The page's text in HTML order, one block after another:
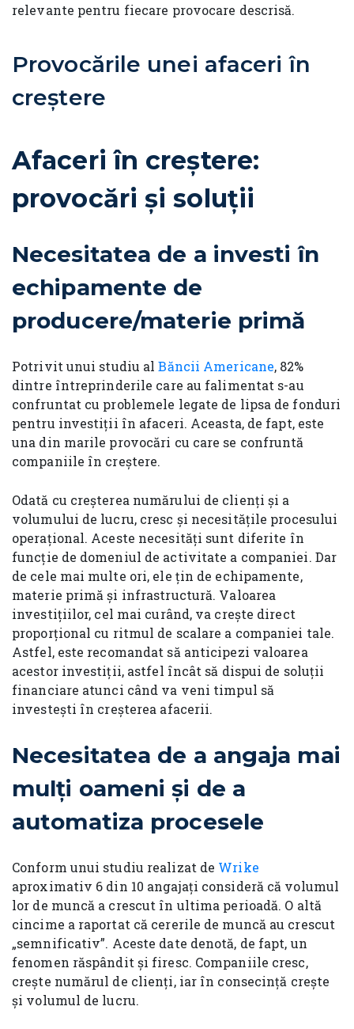
relevante pentru fiecare provocare descrisă.
Provocările unei afaceri în
creștere
Afaceri în creștere:
provocări și soluții
Necesitatea de a investi în
echipamente de
producere/materie primă
Potrivit unui studiu alBăncii Americane, 82%
dintre întreprinderile care au falimentat s-au
confruntat cu problemele legate de lipsa de fonduri
pentru investiții în afaceri. Aceasta, de fapt, este
una din marile provocări cu care se confruntă
companiile în creștere.
Odată cu creșterea numărului de clienți și a
volumului de lucru, cresc și necesitățile procesului
operațional. Aceste necesități sunt diferite în
funcție de domeniul de activitate a companiei. Dar
de cele mai multe ori, ele țin de echipamente,
materie primă și infrastructură. Valoarea
investițiilor, cel mai curând, va crește direct
proporțional cu ritmul de scalare a companiei tale.
Astfel, este recomandat să anticipezi valoarea
acestor investiții, astfel încât să dispui de soluții
financiare atunci când va veni timpul să
investești în creșterea afacerii.
Necesitatea de a angaja mai
mulți oameni și de a
automatiza procesele
Conform unui studiu realizat de Wrike
aproximativ 6 din 10 angajați consideră că volumul
lor de muncă a crescut în ultima perioadă. O altă
cincime a raportat că cererile de muncă au crescut
„semnificativ”. Aceste date denotă, de fapt, un
fenomen răspândit și firesc. Companiile cresc,
crește numărul de clienți, iar în consecință crește
și volumul de lucru.